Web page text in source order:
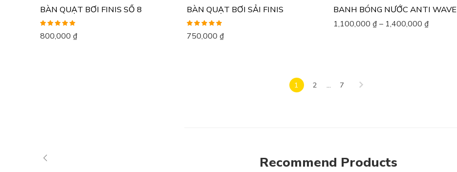
BÀN QUẠT BƠI FINIS SỐ 8
Được xếp
hạng5.00 5
800,000 ₫
BÀN QUẠT BƠI SẢI FINIS
Được xếp
hạng5.00 5
750,000 ₫
BANH BÓNG NƯỚC ANTI WAVE
1,100,000 ₫ – 1,400,000 ₫
1 2 ... 7
Recommend Products